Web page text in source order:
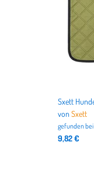
vonSxett
gefunden bei
9,82 €